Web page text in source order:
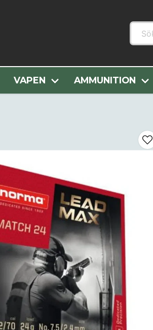
Sök...
VAPEN AMMUNITION
Hem Alla Kategorier Ammunition